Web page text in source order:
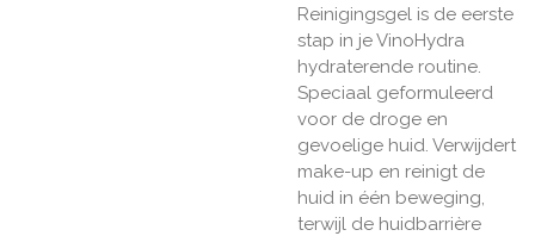
Reinigingsgel is de eerste
stap in je VinoHydra
hydraterende routine.
Speciaal geformuleerd
voor de droge en
gevoelige huid. Verwijdert
make-up en reinigt de
huid in één beweging,
terwijl de huidbarrière